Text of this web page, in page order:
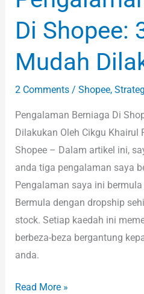
Di Shopee:
Mudah
2 Comments / Shopee,
Pengalaman Berniaga Di
Dilakukan Oleh Cikgu Khairul
Shopee – Dalam artikel ini,
anda tiga pengalaman saya
Pengalaman saya ini
Bermula dengan dropship
stock. Setiap kaedah ini
berbeza-beza bergantung
anda.
Read More »